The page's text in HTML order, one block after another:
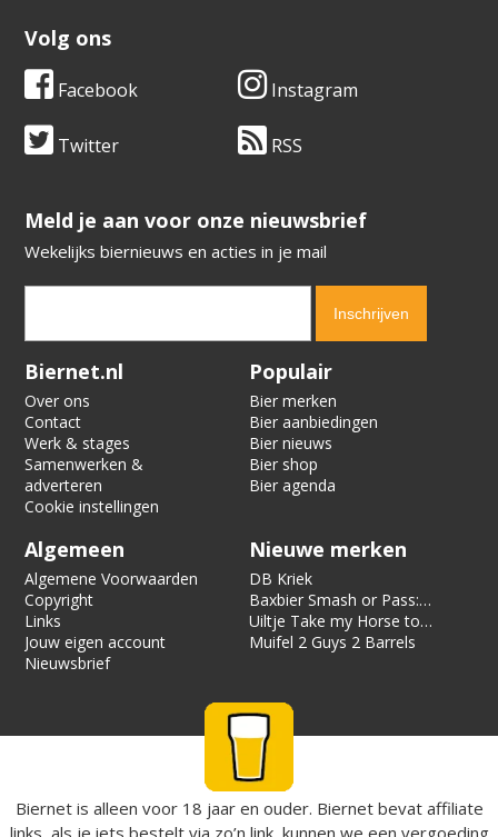
Volg ons
Facebook Instagram
Twitter RSS
​​​​​​​Meld je aan voor onze nieuwsbrief
Wekelijks biernieuws en acties in je mail
Verification code:
Biernet.nl
Over ons
Contact
Werk & stages
Samenwerken &
adverteren
Cookie instellingen
Populair
Bier merken
Bier aanbiedingen
Bier nieuws
Bier shop
Bier agenda
Algemeen
Algemene Voorwaarden
Copyright
Links
Jouw eigen account
Nieuwsbrief
Nieuwe merken
DB Kriek
Baxbier Smash or Pass:
Strata
Uiltje Take my Horse to
the Hotel Room
Muifel 2 Guys 2 Barrels
Biernet is alleen voor 18 jaar en ouder. Biernet bevat affiliate
links, als je iets bestelt via zo’n link, kunnen we een vergoeding